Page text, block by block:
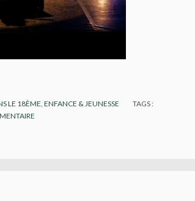
LE 18ÈME ,ENFANCE & JEUNESSE
TAGS :